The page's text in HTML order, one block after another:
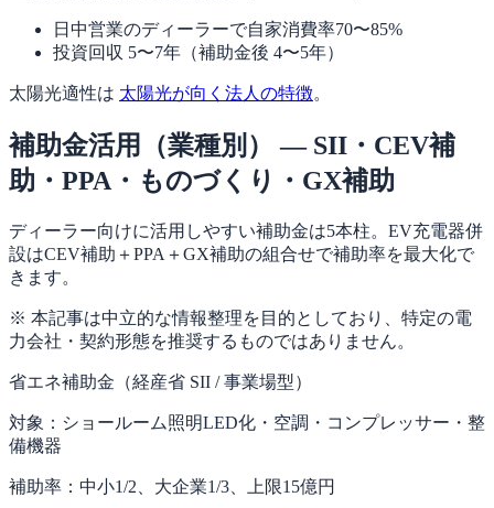
日中営業のディーラーで自家消費率70〜85%
投資回収 5〜7年（補助金後 4〜5年）
太陽光適性は 太陽光が向く法人の特徴。
補助金活用（業種別） — SII・CEV補
助・PPA・ものづくり・GX補助
ディーラー向けに活用しやすい補助金は5本柱。EV充電器併
設はCEV補助＋PPA＋GX補助の組合せで補助率を最大化で
きます。
※ 本記事は中立的な情報整理を目的としており、特定の電
力会社・契約形態を推奨するものではありません。
省エネ補助金（経産省 SII / 事業場型）
対象： ショールーム照明LED化・空調・コンプレッサー・整
備機器
補助率： 中小1/2、大企業1/3、上限15億円